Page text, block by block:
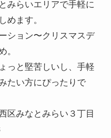
みらいエリアで手軽に
めます。
ション〜クリスマスデ
。
っと堅苦しいし、手軽
たい方にぴったりで
区みなとみらい３丁目